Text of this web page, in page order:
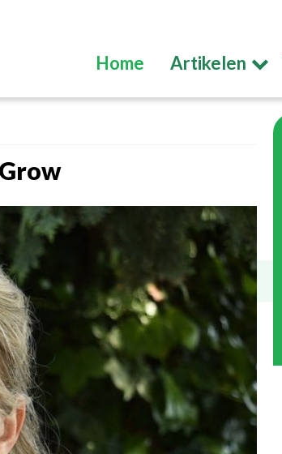
Home Artikelen